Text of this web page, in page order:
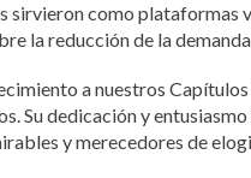
sirvieron como plataformas
la reducción de la
a nuestros
Su dedicación y entusiasmo
y merecedores de